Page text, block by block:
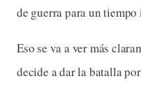
de guerra para un
Eso se va a ver más
decide a dar la batalla